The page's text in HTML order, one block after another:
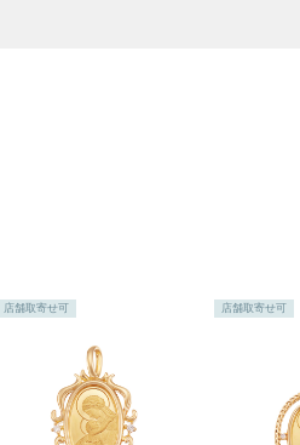
店舗取寄せ可 店舗取寄せ可